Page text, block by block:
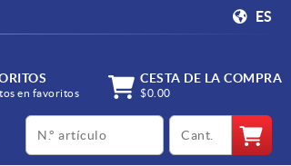
ES
en favoritos
CESTA DE LA COMPRA
$0.00
productCode qty